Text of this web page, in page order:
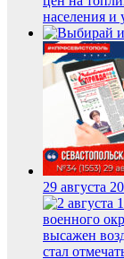
населения и
29 августа